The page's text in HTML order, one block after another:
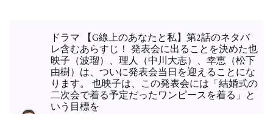
ドラマ 【G線上のあなたと私】第2話のネタバ
レ含むあらすじ！ 発表会に出ることを決めた也
映子（波瑠）、理人（中川大志）、幸恵（松下
由樹）は、ついに発表会当日を迎えることにな
ります。 也映子は、この発表会には「結婚式の
二次会で着る予定だったワンピースを着る」と
いう目標を